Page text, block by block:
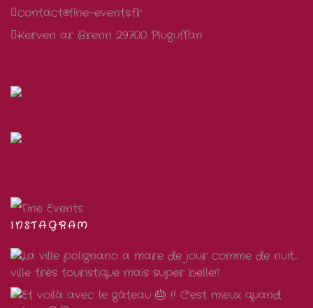
contact@fine-events.fr
Kerven ar Brenn 29700 Pluguffan
INSTAGRAM